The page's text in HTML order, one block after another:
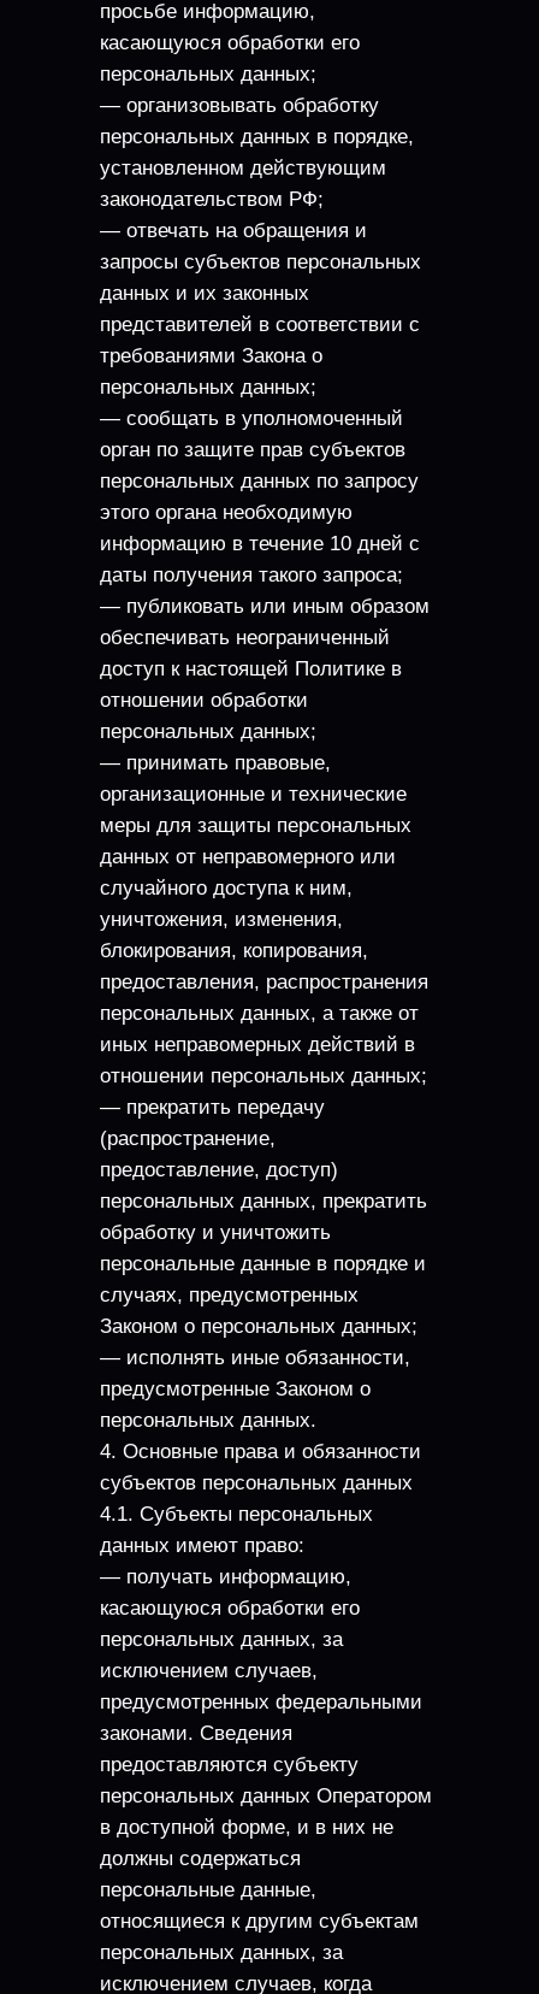
просьбе информацию,
касающуюся обработки его
персональных данных;
— организовывать обработку
персональных данных в порядке,
установленном действующим
законодательством РФ;
— отвечать на обращения и
запросы субъектов персональных
данных и их законных
представителей в соответствии с
требованиями Закона о
персональных данных;
— сообщать в уполномоченный
орган по защите прав субъектов
персональных данных по запросу
этого органа необходимую
информацию в течение 10 дней с
даты получения такого запроса;
— публиковать или иным образом
обеспечивать неограниченный
доступ к настоящей Политике в
отношении обработки
персональных данных;
— принимать правовые,
организационные и технические
меры для защиты персональных
данных от неправомерного или
случайного доступа к ним,
уничтожения, изменения,
блокирования, копирования,
предоставления, распространения
персональных данных, а также от
иных неправомерных действий в
отношении персональных данных;
— прекратить передачу
(распространение,
предоставление, доступ)
персональных данных, прекратить
обработку и уничтожить
персональные данные в порядке и
случаях, предусмотренных
Законом о персональных данных;
— исполнять иные обязанности,
предусмотренные Законом о
персональных данных.
4. Основные права и обязанности
субъектов персональных данных
4.1. Субъекты персональных
данных имеют право:
— получать информацию,
касающуюся обработки его
персональных данных, за
исключением случаев,
предусмотренных федеральными
законами. Сведения
предоставляются субъекту
персональных данных Оператором
в доступной форме, и в них не
должны содержаться
персональные данные,
относящиеся к другим субъектам
персональных данных, за
исключением случаев, когда